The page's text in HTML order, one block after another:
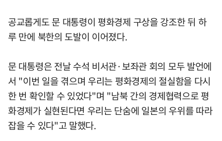
공교롭게도 문 대통령이 평화경제 구상을 강조한 뒤 하
루 만에 북한의 도발이 이어졌다.
문 대통령은 전날 수석 비서관·보좌관 회의 모두 발언에
서 "이번 일을 겪으며 우리는 평화경제의 절실함을 다시
한 번 확인할 수 있었다"며 "남북 간의 경제협력으로 평
화경제가 실현된다면 우리는 단숨에 일본의 우위를 따라
잡을 수 있다"고 말했다.